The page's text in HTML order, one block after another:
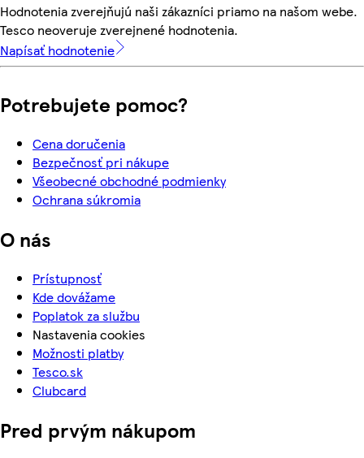
Hodnotenia zverejňujú naši zákazníci priamo na našom webe.
Tesco neoveruje zverejnené hodnotenia.
Napísať hodnotenie
Potrebujete pomoc?
Cena doručenia
Bezpečnosť pri nákupe
Všeobecné obchodné podmienky
Ochrana súkromia
O nás
Prístupnosť
Kde dovážame
Poplatok za službu
Nastavenia cookies
Možnosti platby
Tesco.sk
Clubcard
Pred prvým nákupom